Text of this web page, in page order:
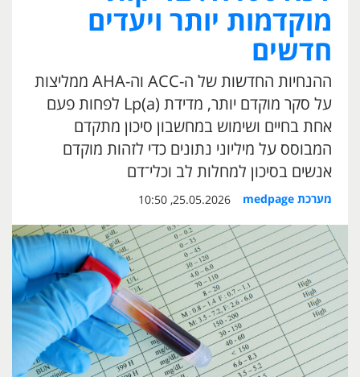
מוקדמות יותר ויעדים
חדשים
ההנחיות החדשות של ה-ACC וה-AHA ממליצות
על סקר מוקדם יותר, מדידת Lp(a) לפחות פעם
אחת בחיים ושימוש במחשבון סיכון מתקדם
המבוסס על מיליוני נתונים כדי לזהות מוקדם
אנשים בסיכון למחלות לב וכלי־דם
מערכת medpage 25.05.2026, 10:50